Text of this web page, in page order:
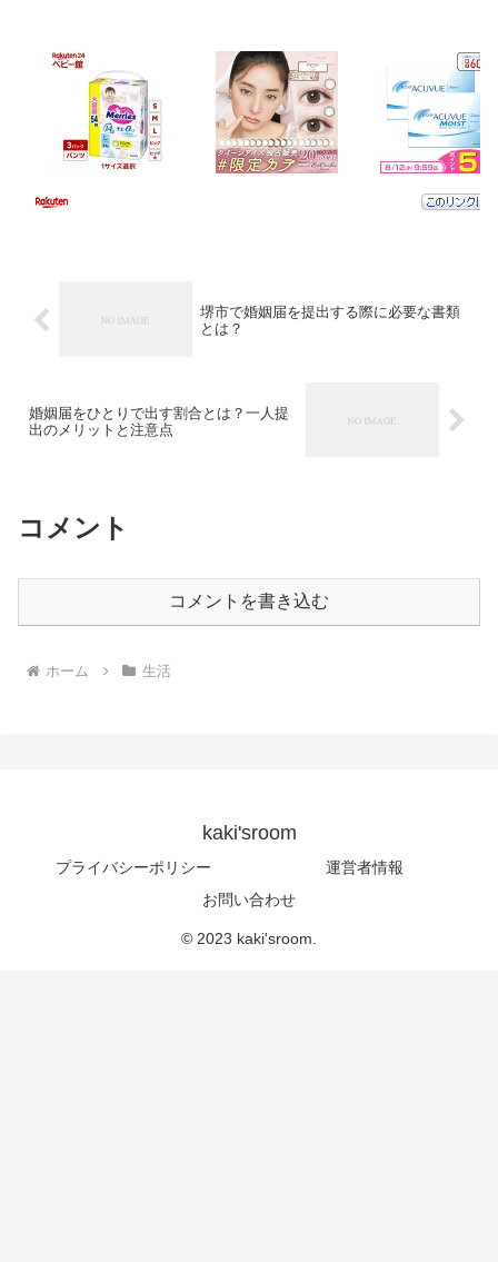
堺市で婚姻届を提出する際に必要な書類
とは？
婚姻届をひとりで出す割合とは？一人提
出のメリットと注意点
コメント
コメントを書き込む
ホーム 生活
kaki'sroom
プライバシーポリシー
運営者情報
お問い合わせ
© 2023 kaki'sroom.